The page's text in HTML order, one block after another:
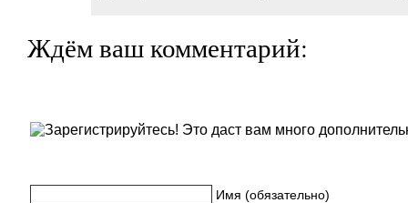
Ждём ваш комментарий:
Имя (обязательно)